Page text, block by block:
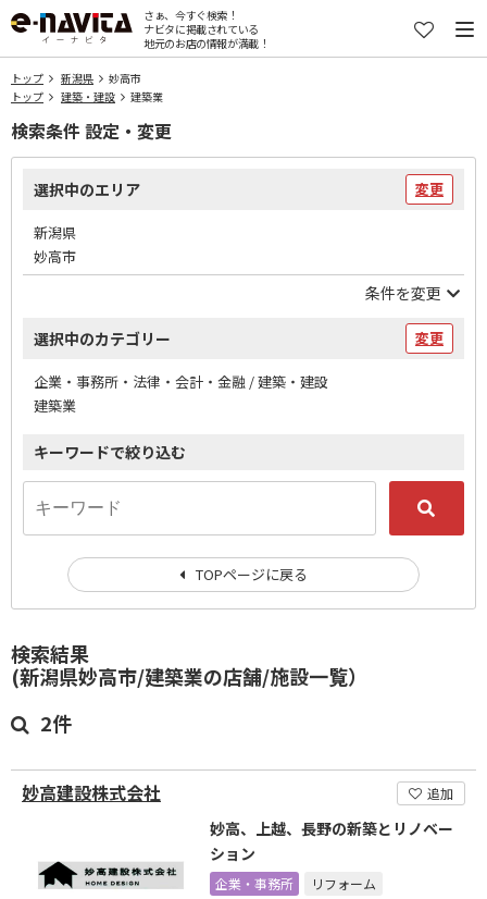
さぁ、今すぐ検索！
ナビタに掲載されている
地元のお店の情報が満載！
トップ 新潟県
妙高市
トップ
建築・建設 建築業
検索結果
(新潟県妙高市/建築業の店舗/施設一覧）
2件
妙高建設株式会社 追加
妙高、上越、長野の新築とリノベー
ション
企業・事務所 リフォーム
検索条件 設定・変更
選択中のエリア 変更
新潟県
妙高市
条件を変更
選択中のカテゴリー 変更
企業・事務所・法律・会計・金融 / 建築・建設
建築業
キーワードで絞り込む
TOPページに戻る